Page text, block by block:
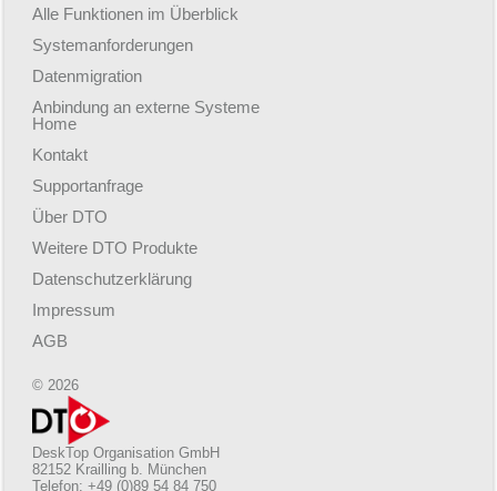
Alle Funktionen im Überblick
Systemanforderungen
Datenmigration
Anbindung an externe Systeme
Home
Kontakt
Supportanfrage
Über DTO
Weitere DTO Produkte
Datenschutzerklärung
Impressum
AGB
© 2026
DeskTop Organisation GmbH
82152 Krailling b. München
Telefon: +49 (0)89 54 84 750